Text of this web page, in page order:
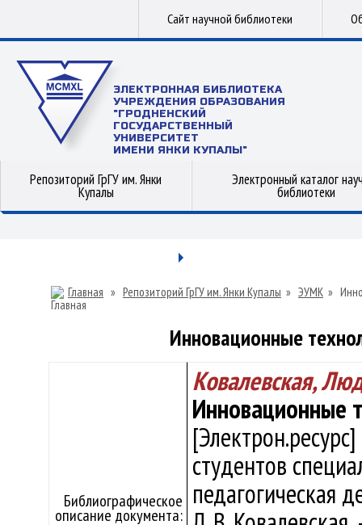
Сайт научной библиотеки
ЭЛЕКТРОННАЯ БИБЛИОТЕКА
УЧРЕЖДЕНИЯ ОБРАЗОВАНИЯ
"ГРОДНЕНСКИЙ
ГОСУДАРСТВЕННЫЙ
УНИВЕРСИТЕТ
ИМЕНИ ЯНКИ КУПАЛЫ"
Репозиторий ГрГУ им. Янки
Купалы
Электронный каталог
библиотеки
Главная » Репозиторий ГрГУ им. Янки Купалы » ЭУМК »
Инновационные
Библиографическое
описание документа:
Ковалевская,
Инновационные
студентов
педагогическая